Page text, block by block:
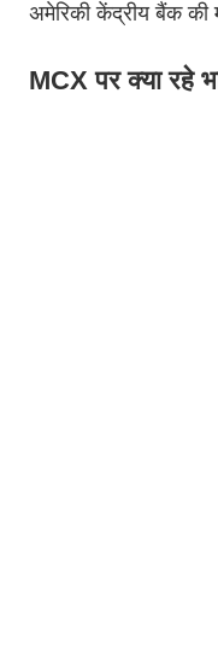
अमेरिकी केंद्रीय बैंक की
MCX पर क्या रहे